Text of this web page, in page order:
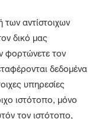
αντίστοιχων
δικό μας
φορτώνετε τον
δεδομένα
υπηρεσίες
ιστότοπο, μόνο
τον ιστότοπο,